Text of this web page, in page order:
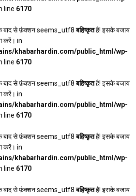
line 6170
बाद से फ़ंक्शन seems_utf8बहिष्कृतहै! इसके बजाय
करें। in
khabarhardin.com/public_html/wp-
line 6170
बाद से फ़ंक्शन seems_utf8बहिष्कृतहै! इसके बजाय
करें। in
khabarhardin.com/public_html/wp-
line 6170
बाद से फ़ंक्शन seems_utf8बहिष्कृतहै! इसके बजाय
करें। in
khabarhardin.com/public_html/wp-
line 6170
बाद से फ़ंक्शन seems_utf8बहिष्कृतहै! इसके बजाय